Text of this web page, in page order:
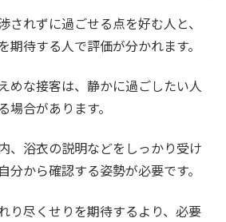
されずに過ごせる点を好む人と、
期待する人で評価が分かれます。
めな接客は、静かに過ごしたい人
場合があります。
、浴衣の説明などをしっかり受け
分から確認する姿勢が必要です。
り尽くせりを期待するより、必要